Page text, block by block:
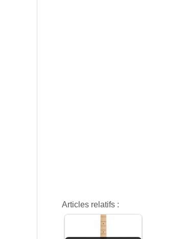
Articles relatifs :